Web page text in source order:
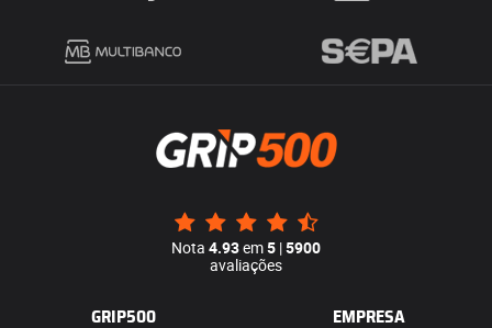
Nota 4.93em5 |5900
avaliações
GRIP500 EMPRESA